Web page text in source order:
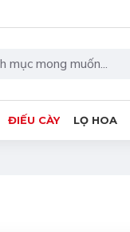
ĐIẾU CÀY LỌ HOA